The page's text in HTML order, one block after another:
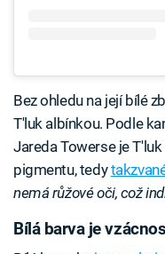
Bez ohledu na její bílé
T'luk albínkou. Podle
Jareda Towerse je
pigmentu, tedy
nemá růžové oči, což
Bílá barva je